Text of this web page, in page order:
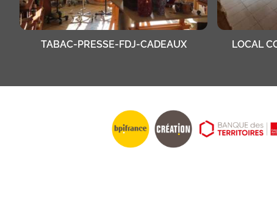
TABAC-PRESSE-FDJ-CADEAUX
LOCAL